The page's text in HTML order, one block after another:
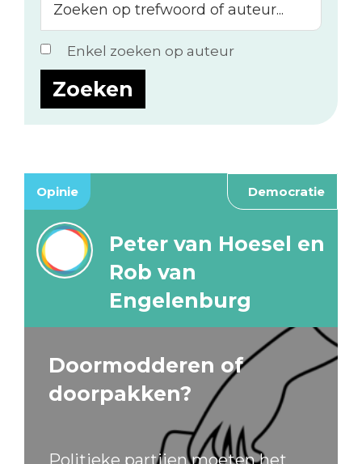
op
trefwoord
of
auteur...
Enkel zoeken op auteur
Opinie Democratie
Peter van Hoesel en
Rob van
Engelenburg
Doormodderen of
doorpakken?
Politieke partijen moeten het